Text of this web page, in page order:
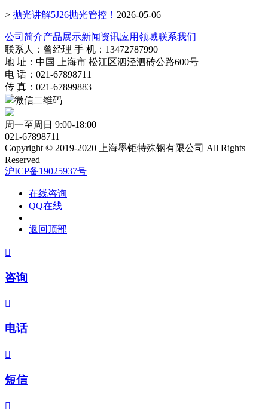
> 抛光讲解5J26抛光管控！ 2026-05-06
公司简介产品展示新闻资讯应用领域联系我们
联系人：曾经理 手 机：13472787990
地 址：中国 上海市 松江区泗泾泗砖公路600号
电 话：021-67898711
传 真：021-67899883
微信二维码
周一至周日 9:00-18:00
021-67898711
Copyright © 2019-2020 上海墨钜特殊钢有限公司 All Rights
Reserved
沪ICP备19025937号
在线咨询
QQ在线
返回顶部

咨询

电话

短信
